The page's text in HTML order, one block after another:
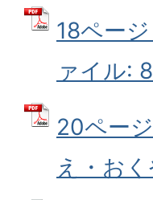
18ペー
ァイル:
20ペー
え・お